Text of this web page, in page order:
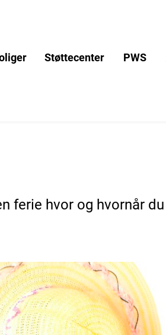
Støttecenter PWS
ferie hvor og hvornår